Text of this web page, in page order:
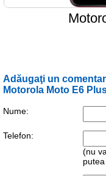
Adăugaţi un
Motorola Moto E6
Nume:
Telefon:
(nu